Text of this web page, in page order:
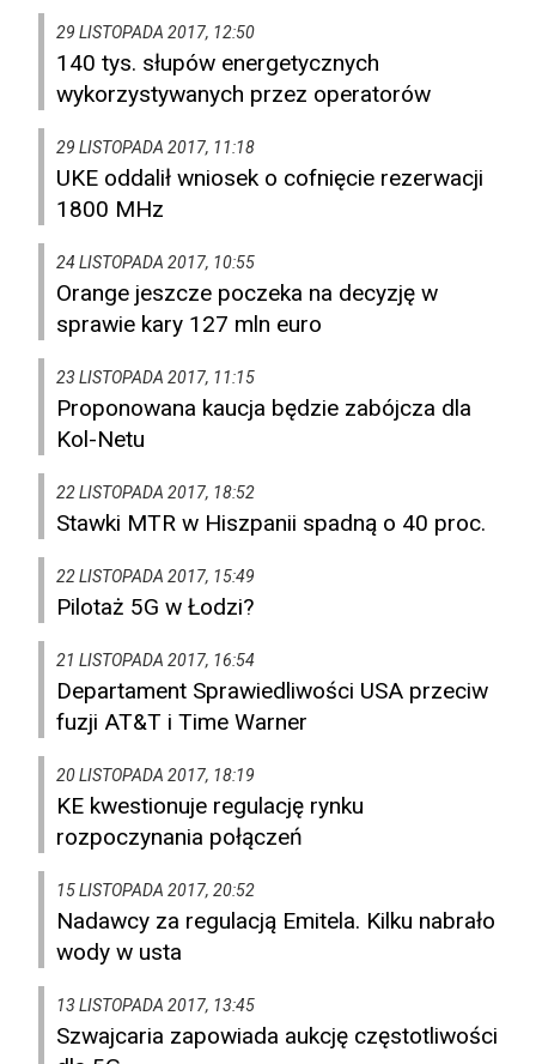
29 LISTOPADA 2017, 12:50
140 tys. słupów energetycznych
wykorzystywanych przez operatorów
29 LISTOPADA 2017, 11:18
UKE oddalił wniosek o cofnięcie rezerwacji
1800 MHz
24 LISTOPADA 2017, 10:55
Orange jeszcze poczeka na decyzję w
sprawie kary 127 mln euro
23 LISTOPADA 2017, 11:15
Proponowana kaucja będzie zabójcza dla
Kol-Netu
22 LISTOPADA 2017, 18:52
Stawki MTR w Hiszpanii spadną o 40 proc.
22 LISTOPADA 2017, 15:49
Pilotaż 5G w Łodzi?
21 LISTOPADA 2017, 16:54
Departament Sprawiedliwości USA przeciw
fuzji AT&T i Time Warner
20 LISTOPADA 2017, 18:19
KE kwestionuje regulację rynku
rozpoczynania połączeń
15 LISTOPADA 2017, 20:52
Nadawcy za regulacją Emitela. Kilku nabrało
wody w usta
13 LISTOPADA 2017, 13:45
Szwajcaria zapowiada aukcję częstotliwości